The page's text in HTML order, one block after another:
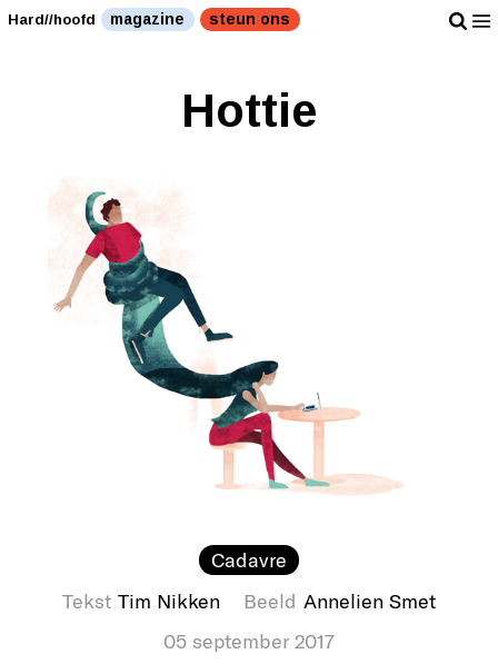
Hard//hoofd magazine steun ons
Hottie
Cadavre
Tekst Tim Nikken Beeld Annelien Smet
05 september 2017